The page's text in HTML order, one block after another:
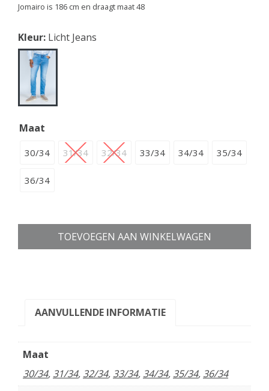
Jomairo is 186 cm en draagt maat 48
Kleur: Licht Jeans
Maat
30/34 31/34 32/34 33/34 34/34 35/34
36/34
TOEVOEGEN AAN WINKELWAGEN
AANVULLENDE INFORMATIE
Maat
30/34, 31/34, 32/34, 33/34, 34/34, 35/34, 36/34